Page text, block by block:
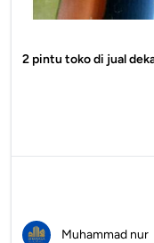
2 pintu toko di jual
Muhammad nur